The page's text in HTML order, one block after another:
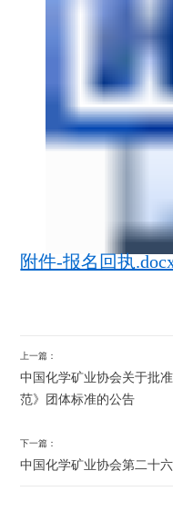
附件-报名回执
上一篇：
中国化学矿业协会关于批
范》团体标准的公告
下一篇：
中国化学矿业协会第二十